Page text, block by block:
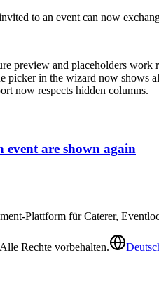
to an event can now
preview and placeholders work
picker in the wizard now shows
now respects hidden columns.
are shown again
Plattform für Caterer,
Rechte vorbehalten.